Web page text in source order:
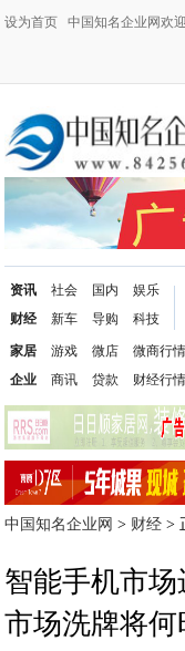
设为首页 中国知名企业网欢
资讯
财经
社会
新车
国内
导购
娱乐
科技
家居
企业
游戏
商讯
微店
贷款
微商行情
财经行情
中国知名企业网 > 财经 >
智能手机市
市场洗牌将何